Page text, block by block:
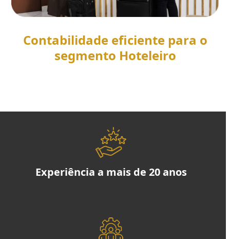
Contabilidade eficiente para o
segmento Hoteleiro
Experiência a mais de 20 anos